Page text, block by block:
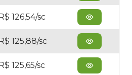
126,54/sc
125,88/sc
125,65/sc